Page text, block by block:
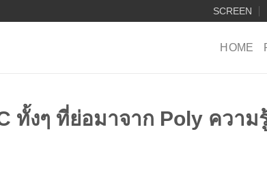
SCREEN
HOME
ทั้งๆ ที่ย่อมาจาก Poly ความ